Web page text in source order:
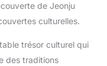
de Jeonju
culturelles.
trésor culturel qui
des traditions